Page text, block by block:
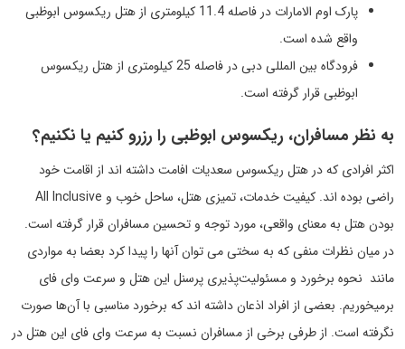
پارک اوم الامارات در فاصله 11.4 کیلومتری از هتل ریکسوس ابوظبی
واقع شده است.
فرودگاه بین المللی دبی در فاصله 25 کیلومتری از هتل ریکسوس
ابوظبی قرار گرفته است.
به نظر مسافران، ریکسوس ابوظبی را رزرو کنیم یا نکنیم؟
اکثر افرادی که در هتل ریکسوس سعدیات افامت داشته اند از اقامت خود
راضی بوده اند. کیفیت خدمات، تمیزی هتل، ساحل خوب و All Inclusive
بودن هتل به معنای واقعی، مورد توجه و تحسین مسافران قرار گرفته است.
در میان نظرات منفی که به سختی می توان آنها را پیدا کرد بعضا به مواردی
مانند نحوه برخورد و مسئولیت‌پذیری پرسنل این هتل و سرعت وای فای
برمیخوریم. بعضی از افراد اذعان داشته اند که برخورد مناسبی با آن‌ها صورت
نگرفته است. از طرفی برخی از مسافران نسبت به سرعت وای فای این هتل در